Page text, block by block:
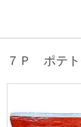
商品のご案内
７Ｐ ポテ